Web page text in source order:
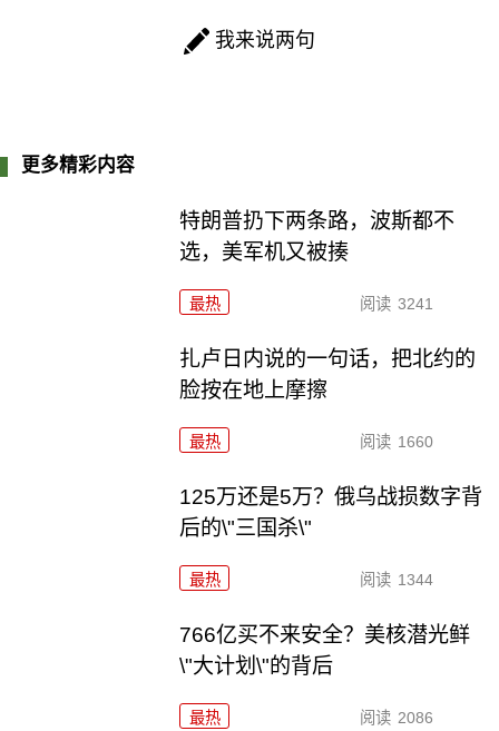
我来说两句
更多精彩内容
特朗普扔下两条路，波斯都不
选，美军机又被揍
最热 阅读 3241
扎卢日内说的一句话，把北约的
脸按在地上摩擦
最热 阅读 1660
125万还是5万？俄乌战损数字背
后的\"三国杀\"
最热 阅读 1344
766亿买不来安全？美核潜光鲜
\"大计划\"的背后
最热 阅读 2086